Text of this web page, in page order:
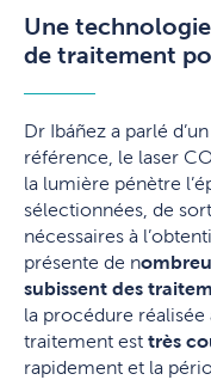
Une
de traitement
Dr Ibáñez a parlé
référence, le laser
la lumière pénètre
sélectionnées, de
nécessaires à
présente de n
subissent des
la procédure réalisée
traitement est très
rapidement et la